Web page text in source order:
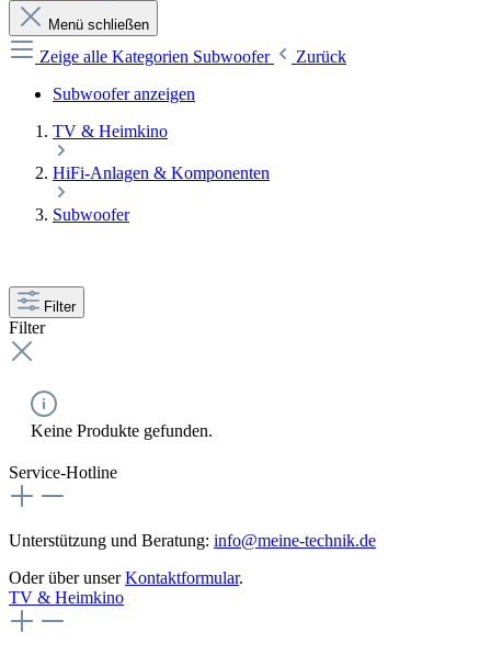
Menü schließen
Zeige alle Kategorien Subwoofer
Zurück
Subwoofer anzeigen
TV & Heimkino
HiFi-Anlagen & Komponenten
Subwoofer
Filter
Filter
Keine Produkte gefunden.
Service-Hotline
Unterstützung und Beratung: info@meine-technik.de
Oder über unserKontaktformular.
TV & Heimkino